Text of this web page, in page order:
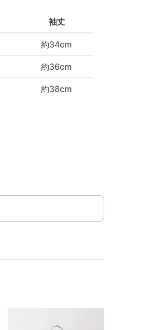
袖丈
約34cm
約36cm
約38cm